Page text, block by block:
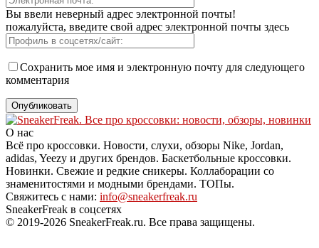
Вы ввели неверный адрес электронной почты!
пожалуйста, введите свой адрес электронной почты здесь
Сохранить мое имя и электронную почту для следующего
комментария
О нас
Всё про кроссовки. Новости, слухи, обзоры Nike, Jordan,
adidas, Yeezy и других брендов. Баскетбольные кроссовки.
Новинки. Свежие и редкие сникеры. Коллаборации со
знаменитостями и модными брендами. ТОПы.
Свяжитесь с нами: info@sneakerfreak.ru
SneakerFreak в соцсетях
© 2019-2026 SneakerFreak.ru. Все права защищены.